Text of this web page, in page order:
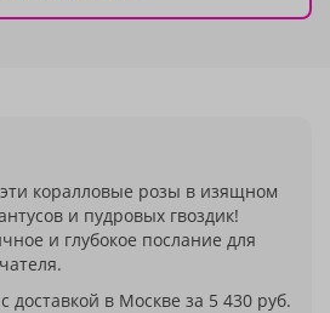
эти коралловые розы в изящном
и пудровых гвоздик!
и глубокое послание для
доставкой в Москве за 5 430 руб.